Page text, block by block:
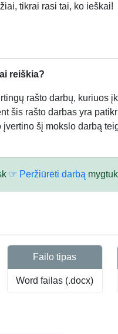
tikrai rasi tai, ko ieškai!
reiškia?
rašto darbų, kuriuos
šis rašto darbas yra
šį mokslo darbą
☞ Peržiūrėti darbą
Failo tipas
Word failas (.docx)